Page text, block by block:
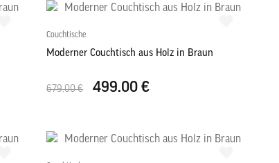
Couchtische
Moderner Couchtisch aus Holz in Braun
679.00 € 499.00 €